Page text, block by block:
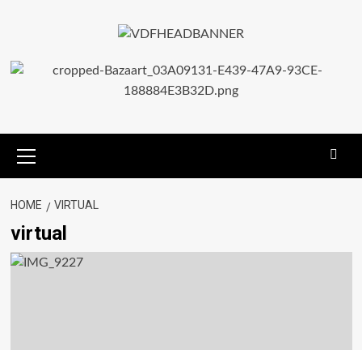
HOME VIRTUAL
virtual